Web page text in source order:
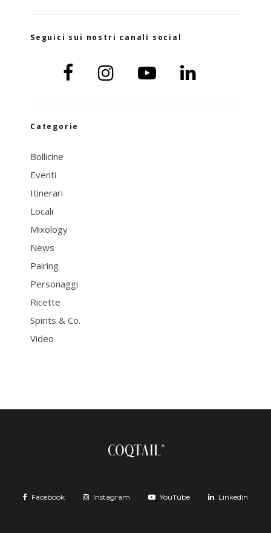
Seguici sui nostri canali social
Categorie
Bollicine
Eventi
Itinerari
Locali
Mixology
News
Pairing
Personaggi
Ricette
Spirits & Co.
Video
Facebook Instagram YouTube Linkedin